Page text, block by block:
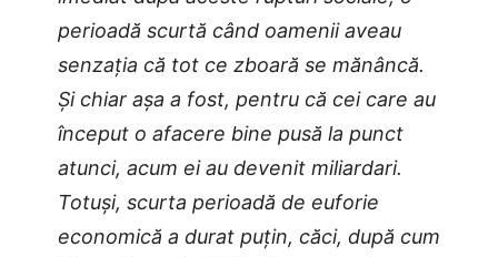
perioadă scurtă când oamenii aveau
senzația că tot ce zboară se mănâncă.
Și chiar așa a fost, pentru că cei care au
început o afacere bine pusă la punct
atunci, acum ei au devenit miliardari.
Totuși, scurta perioadă de euforie
economică a durat puțin, căci, după cum